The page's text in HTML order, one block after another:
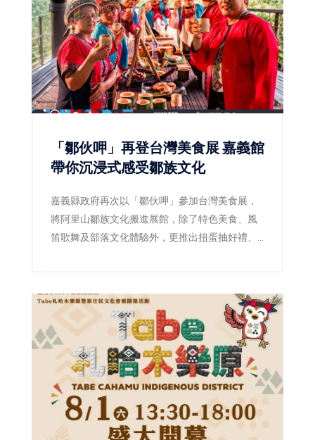
「鄒伙呷」再登台灣美食展 嘉義館
帶你沉浸式感受鄒族文化
嘉義縣政府再次以「鄒伙呷」參加台灣美食展，
將阿里山鄒族文化搬進展館，除了特色美食、風
笛歌舞及部落文化體驗外，更推出扭蛋抽好禮、